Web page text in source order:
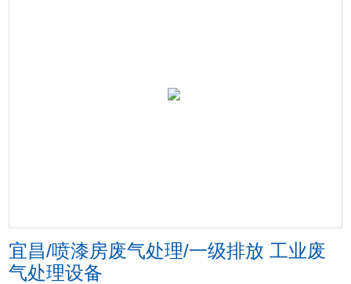
宜昌/喷漆房废气处理/一级排放 工业废
气处理设备